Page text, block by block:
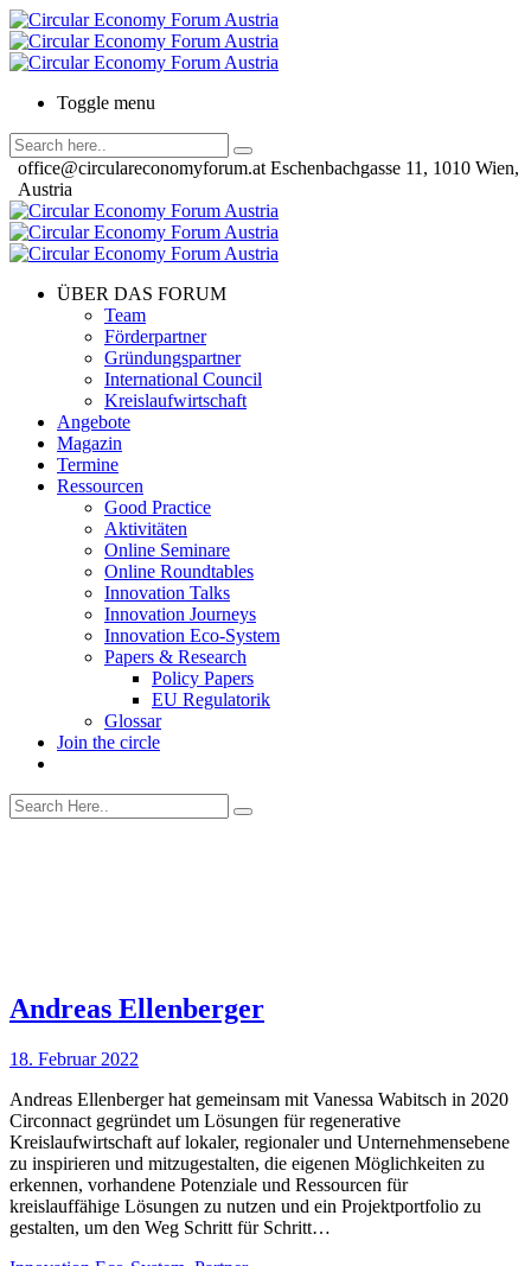
Toggle menu
office@circulareconomyforum.at Eschenbachgasse 11, 1010 Wien,
Austria
ÜBER DAS FORUM
Team
Förderpartner
Gründungspartner
International Council
Kreislaufwirtschaft
Angebote
Magazin
Termine
Ressourcen
Good Practice
Aktivitäten
Online Seminare
Online Roundtables
Innovation Talks
Innovation Journeys
Innovation Eco-System
Papers & Research
Policy Papers
EU Regulatorik
Glossar
Join the circle
Andreas Ellenberger
18. Februar 2022
Andreas Ellenberger hat gemeinsam mit Vanessa Wabitsch in 2020
Circonnact gegründet um Lösungen für regenerative
Kreislaufwirtschaft auf lokaler, regionaler und Unternehmensebene
zu inspirieren und mitzugestalten, die eigenen Möglichkeiten zu
erkennen, vorhandene Potenziale und Ressourcen für
kreislauffähige Lösungen zu nutzen und ein Projektportfolio zu
gestalten, um den Weg Schritt für Schritt…